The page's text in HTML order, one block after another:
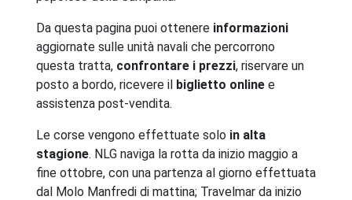
Da questa pagina puoi ottenere informazioni
aggiornate sulle unità navali che percorrono
questa tratta, confrontare i prezzi, riservare un
posto a bordo, ricevere il biglietto online e
assistenza post-vendita.
Le corse vengono effettuate solo in alta
stagione. NLG naviga la rotta da inizio maggio a
fine ottobre, con una partenza al giorno effettuata
dal Molo Manfredi di mattina; Travelmar da inizio